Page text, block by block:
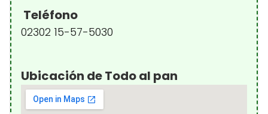
Teléfono
02302 15-57-5030
Ubicación de Todo al pan